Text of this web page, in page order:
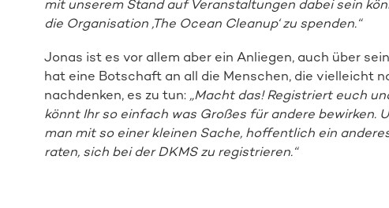
mit unserem Stand auf Veranstaltungen dabei sein
die Organisation ‚The Ocean Cleanup‘ zu spenden.“
Jonas ist es vor allem aber ein Anliegen, auch über
hat eine Botschaft an all die Menschen, die vielleicht
nachdenken, es zu tun: „Macht das! Registriert euch
könnt Ihr so einfach was Großes für andere bewirken.
man mit so einer kleinen Sache, hoffentlich ein
raten, sich bei der DKMS zu registrieren.“